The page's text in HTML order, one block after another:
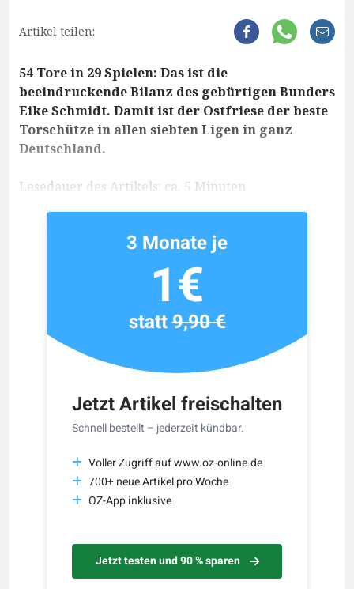
Artikel teilen:
54 Tore in 29 Spielen: Das ist die
beeindruckende Bilanz des gebürtigen Bunders
Eike Schmidt. Damit ist der Ostfriese der beste
Torschütze in allen siebten Ligen in ganz
Deutschland.
Lesedauer des Artikels: ca. 5 Minuten
Jetzt Artikel freischalten
Schnell bestellt – jederzeit kündbar.
Voller Zugriff auf www.oz-online.de
700+ neue Artikel pro Woche
OZ-App inklusive
Jetzt testen und 90 % sparen
3 Monate je
1€
statt9,90 €